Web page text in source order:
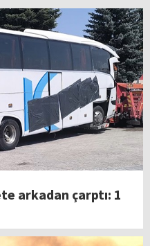
arkadan çarptı: 1